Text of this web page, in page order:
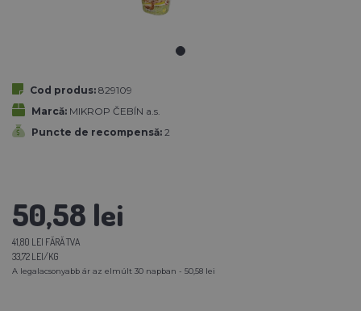
Cod produs: 829109
Marcă: MIKROP ČEBÍN a.s.
Puncte de recompensă: 2
50,58 lei
41,80 LEI FĂRĂ TVA
33,72 LEI/KG
A legalacsonyabb ár az elmúlt 30 napban - 50,58 lei